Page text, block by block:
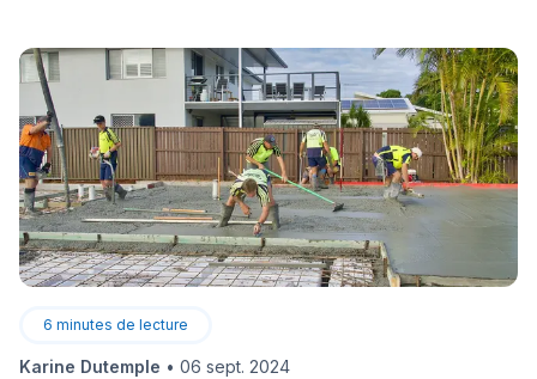
6 minutes de lecture
Karine Dutemple • 06 sept. 2024